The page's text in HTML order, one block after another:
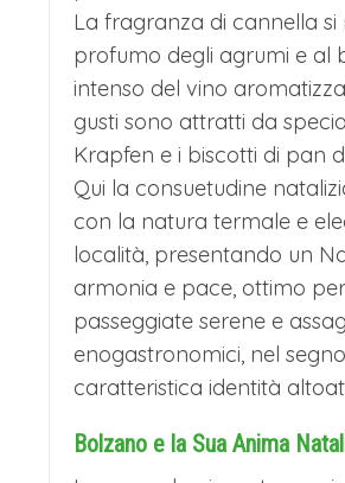
La fragranza di cannella si
profumo degli agrumi e al
intenso del vino
gusti sono attratti da
Krapfen e i biscotti di pan
Qui la consuetudine
con la natura termale e
località, presentando un
armonia e pace, ottimo per
passeggiate serene e
enogastronomici, nel
caratteristica identità
Bolzano e la Sua Anima